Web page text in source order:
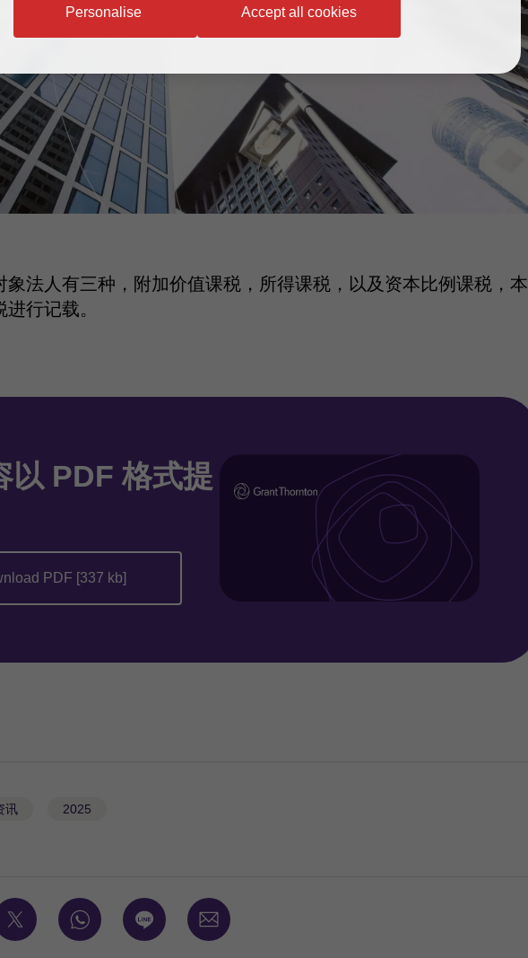
象法人有三种，附加价值课税，所得课税，以及资本比例课税，本
行记载。
以 PDF 格式提
PDF [337 kb]
讯 2025
Accept all cookies
Personalise